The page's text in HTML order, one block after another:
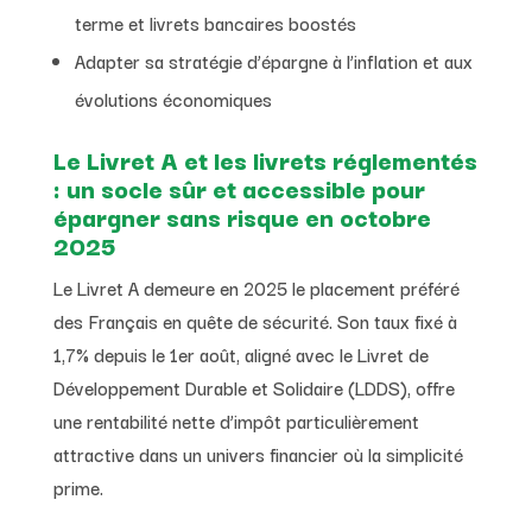
terme et livrets bancaires boostés
Adapter sa stratégie d’épargne à l’inflation et aux
évolutions économiques
Le Livret A et les livrets réglementés
: un socle sûr et accessible pour
épargner sans risque en octobre
2025
Le Livret A demeure en 2025 le placement préféré
des Français en quête de sécurité. Son taux fixé à
1,7% depuis le 1er août, aligné avec le Livret de
Développement Durable et Solidaire (LDDS), offre
une rentabilité nette d’impôt particulièrement
attractive dans un univers financier où la simplicité
prime.